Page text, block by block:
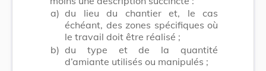
a) du lieu du chantier et, le cas
échéant, des zones spécifiques où
le travail doit être réalisé ;
b) du type et de la quantité
d’amiante utilisés ou manipulés ;